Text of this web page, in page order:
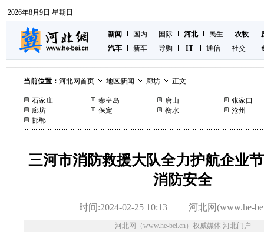
2026年8月9日 星期日
新闻 国内 国际 河北 民生
农牧
汽车
新车 导购 IT 通信 社交
当前位置： 河北网首页 地区新闻 廊坊 正文
石家庄 秦皇岛 唐山
张家口
廊坊
保定 衡水
沧州
邯郸
三河市消防救援大队全力护航企业
消防安全
时间:2024-02-25 10:13 河北网(www.he-
河北网（www.he-bei.cn）权威媒体 河北门户